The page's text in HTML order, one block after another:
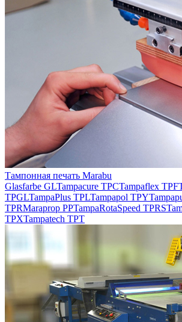
Тампонная печать Marabu
Glasfarbe GLTampacure TPCTampaflex TPF
TPGLTampaPlus TPLTampapol TPY
TPRMaraprop PPTampaRotaSpeed TPRS
TPXTampatech TPT